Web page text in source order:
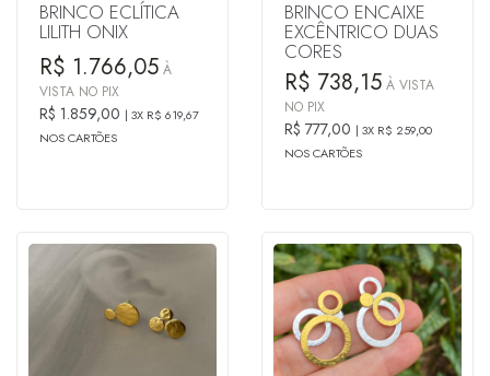
BRINCO ECLÍTICA
LILITH ONIX
R$ 1.766,05 À
VISTA NO PIX
R$ 1.859,00
3X R$ 619,67
NOS CARTÕES
BRINCO ENCAIXE
EXCÊNTRICO DUAS
CORES
R$ 738,15 À VISTA
NO PIX
R$ 777,00
3X R$ 259,00
NOS CARTÕES